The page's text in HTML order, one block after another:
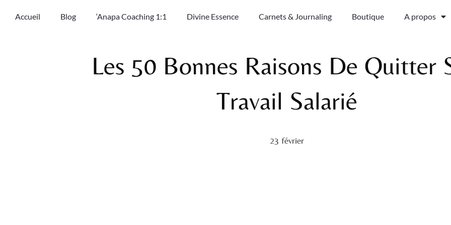
Accueil Blog ‘Anapa Coaching 1:1 Divine Essence Carnets & Journaling Boutique A propos
Les 50 Bonnes Raisons De Quitter
Travail Salarié
23 février